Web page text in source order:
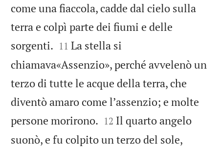
come una fiaccola, cadde dal cielo sulla
terra e colpì parte dei fiumi e delle
sorgenti. 

11 La stella si
chiamava«Assenzio», perché avvelenò un
terzo di tutte le acque della terra, che
diventò amaro come lʼassenzio; e molte
persone morirono. 

12 Il quarto angelo
suonò, e fu colpito un terzo del sole,